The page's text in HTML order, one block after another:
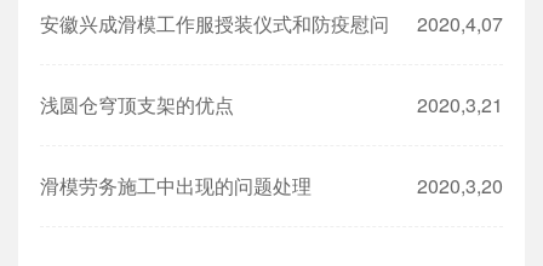
安徽兴成滑模工作服授装仪式和防疫慰问 2020,4,07
浅圆仓穹顶支架的优点 2020,3,21
滑模劳务施工中出现的问题处理 2020,3,20